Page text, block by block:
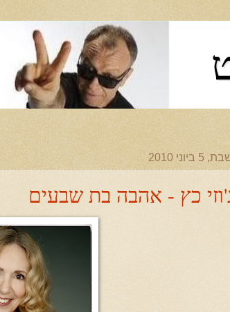
2010
כץ - אהבה בת שבעים